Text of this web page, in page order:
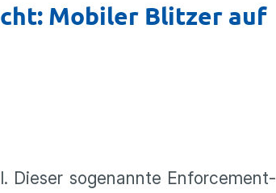
Mobiler Blitzer auf
Dieser sogenannte Enforcement-